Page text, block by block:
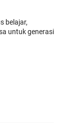
belajar,
untuk generasi